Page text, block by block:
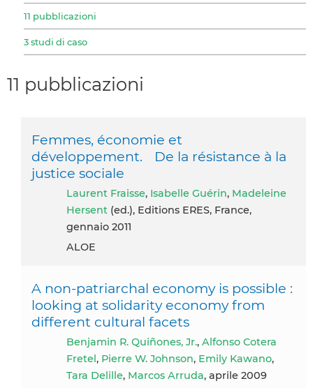
11 pubblicazioni
3 studi di caso
11 pubblicazioni
Femmes, économie et
développement. De la résistance à la
justice sociale
Laurent Fraisse, Isabelle Guérin, Madeleine
Hersent (ed.), Editions ERES, France,
gennaio 2011
ALOE
A non-patriarchal economy is possible :
looking at solidarity economy from
different cultural facets
Benjamin R. Quiñones, Jr., Alfonso Cotera
Fretel, Pierre W. Johnson, Emily Kawano,
Tara Delille, Marcos Arruda, aprile 2009